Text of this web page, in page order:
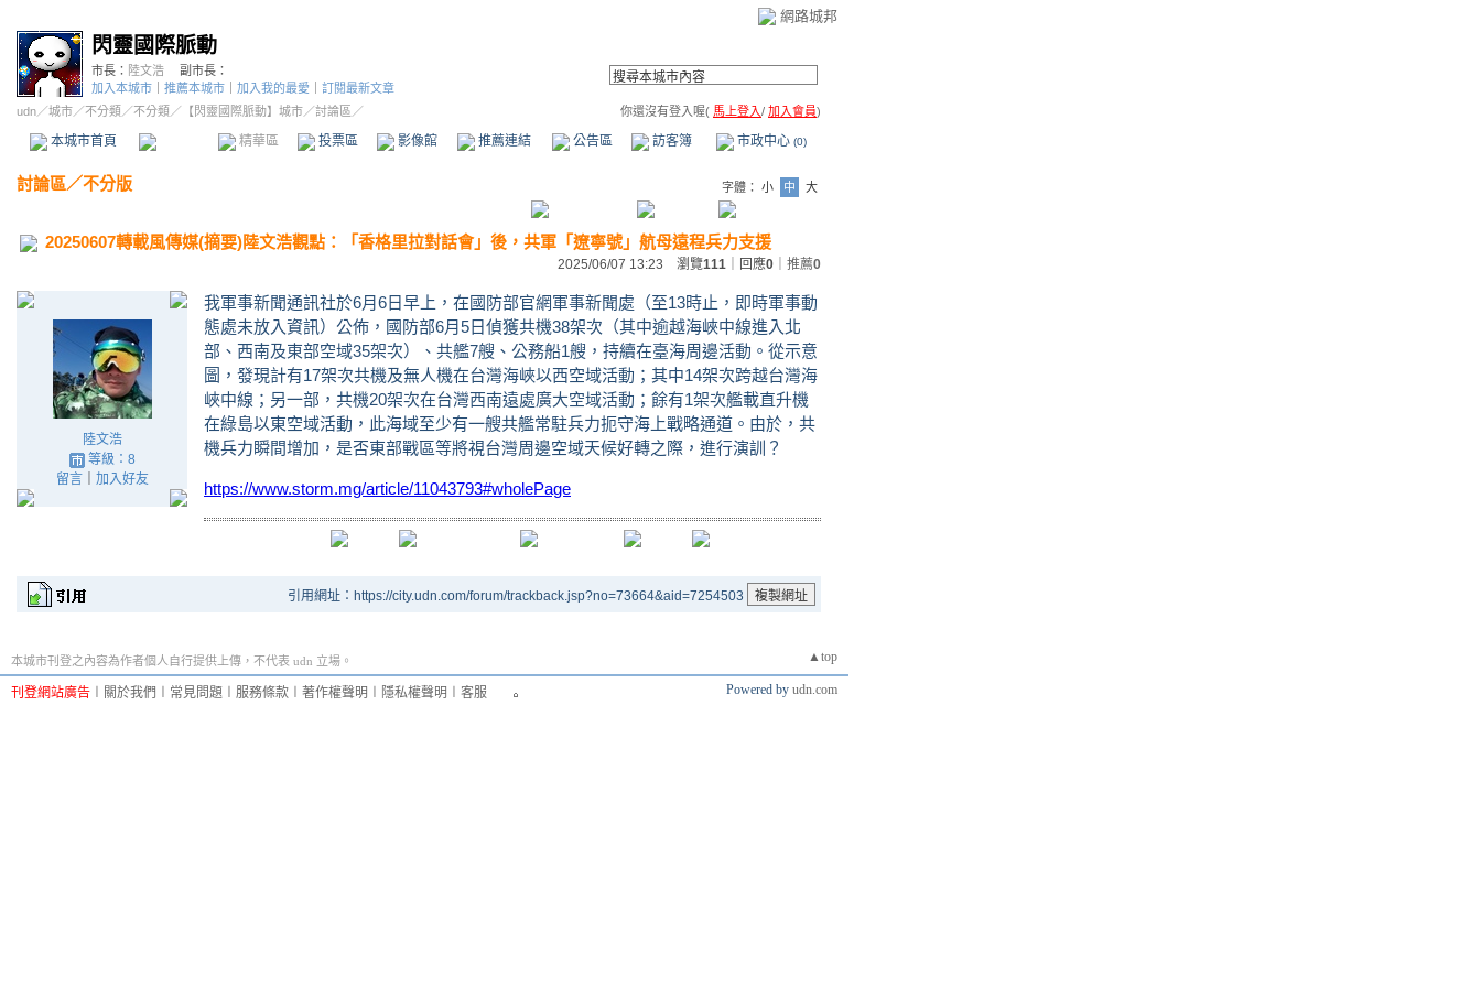
網路城邦
閃靈國際脈動
市長： 陸文浩
副市長：
加入本城市
推薦本城市 加入我的最愛
訂閱最新文章
udn／城市／不分類 ／不分類 ／ 【閃靈國際脈動】城市／討論區／ 你還沒有登入喔( 馬上登入/ 加入會員)
本城市首頁 精華區 投票區 影像館 推薦連結 公告區 訪客簿 市政中心 (0)
討論區／不分版 字體： 小 中 大
20250607轉載風傳媒(摘要)陸文浩觀點：「香格里拉對話會」後，共軍「遼寧號」航母遠程兵力支援
2025/06/07 13:23 瀏覽111 ｜回應0 推薦0
陸文浩
等級：8
留言｜ 加入好友
我軍事新聞通訊社於6月6日早上，在國防部官網軍事新聞處（至13時止，即時軍事動
態處未放入資訊）公佈，國防部6月5日偵獲共機38架次（其中逾越海峽中線進入北
部、西南及東部空域35架次）、共艦7艘、公務船1艘，持續在臺海周邊活動。從示意
圖，發現計有17架次共機及無人機在台灣海峽以西空域活動；其中14架次跨越台灣海
峽中線；另一部，共機20架次在台灣西南遠處廣大空域活動；餘有1架次艦載直升機
在綠島以東空域活動，此海域至少有一艘共艦常駐兵力扼守海上戰略通道。由於，共
機兵力瞬間增加，是否東部戰區等將視台灣周邊空域天候好轉之際，進行演訓？
https://www.storm.mg/article/11043793#wholePage
引用網址：https://city.udn.com/forum/trackback.jsp?no=73664&aid=7254503
▲top
本城市刊登之內容為作者個人自行提供上傳，不代表 udn 立場。
刊登網站廣告 關於我們 常見問題 服務條款 著作權聲明 隱私權聲明 客服 Powered by udn.com